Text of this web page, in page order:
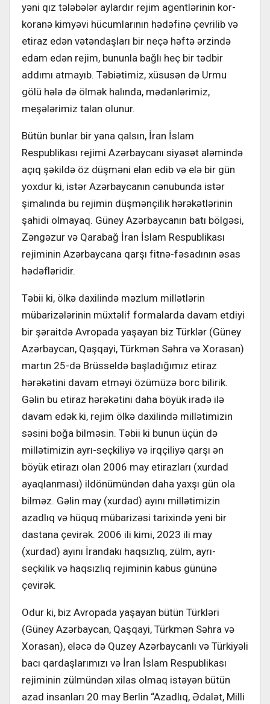
yəni qız tələbələr aylardır rejim agentlərinin kor-
koranə kimyəvi hücumlarının hədəfinə çevrilib və
etiraz edən vətəndaşları bir neçə həftə ərzində
edam edən rejim, bununla bağlı heç bir tədbir
addımı atmayıb. Təbiətimiz, xüsusən də Urmu
gölü hələ də ölmək halında, mədənlərimiz,
meşələrimiz talan olunur.
Bütün bunlar bir yana qalsın, İran İslam
Respublikası rejimi Azərbaycanı siyasət aləmində
açıq şəkildə öz düşməni elan edib və elə bir gün
yoxdur ki, istər Azərbaycanın cənubunda istər
şimalında bu rejimin düşmənçilik hərəkətlərinin
şahidi olmayaq. Güney Azərbaycanın batı bölgəsi,
Zəngəzur və Qarabağ İran İslam Respublikası
rejiminin Azərbaycana qarşı fitnə-fəsadının əsas
hədəfləridir.
Təbii ki, ölkə daxilində məzlum millətlərin
mübarizələrinin müxtəlif formalarda davam etdiyi
bir şəraitdə Avropada yaşayan biz Türklər (Güney
Azərbaycan, Qaşqayi, Türkmən Səhra və Xorasan)
martın 25-də Brüsseldə başladığımız etiraz
hərəkətini davam etməyi özümüzə borc bilirik.
Gəlin bu etiraz hərəkətini daha böyük iradə ilə
davam edək ki, rejim ölkə daxilində millətimizin
səsini boğa bilməsin. Təbii ki bunun üçün də
millətimizin ayrı-seçkiliyə və irqçiliyə qarşı ən
böyük etirazı olan 2006 may etirazları (xurdad
ayaqlanması) ildönümündən daha yaxşı gün ola
bilməz. Gəlin may (xurdad) ayını millətimizin
azadlıq və hüquq mübarizəsi tarixində yeni bir
dastana çevirək. 2006 ili kimi, 2023 ili may
(xurdad) ayını İrandakı haqsızlıq, zülm, ayrı-
seçkilik və haqsızlıq rejiminin kabus gününə
çevirək.
Odur ki, biz Avropada yaşayan bütün Türkləri
(Güney Azərbaycan, Qaşqayi, Türkmən Səhra və
Xorasan), eləcə də Quzey Azərbaycanlı və Türkiyəli
bacı qardaşlarımızı və İran İslam Respublikası
rejiminin zülmündən xilas olmaq istəyən bütün
azad insanları 20 may Berlin “Azadlıq, Ədalət, Milli